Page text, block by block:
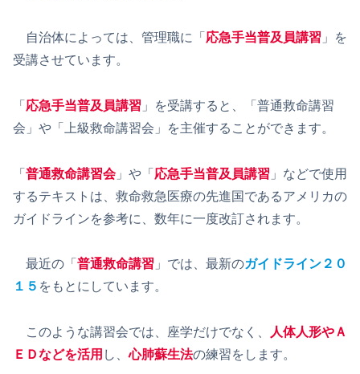
自治体によっては、管理職に「 応急手当普及員講習 」を
受講させています。
「 応急手当普及員講習 」を受講すると、「普通救命講習
会」や「上級救命講習会」を主催することができます。
「 普通救命講習会」や「 応急手当普及員講習 」などで使用
するテキストは、救命救急医療の先進国であるアメリカの
ガイドラインを参考に、数年に一度改訂されます。
最近の「 普通救命講習 」では、最新のガイドライン２０
１５ をもとにしています。
このような講習会では、座学だけでなく、
人体人形やＡ
ＥＤなどを活用 し、心肺蘇生法の練習をします。